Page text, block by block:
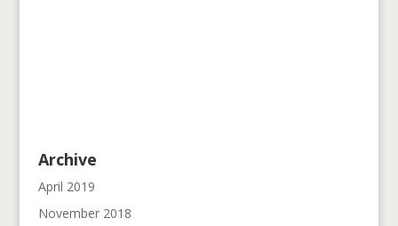
Archive
April 2019
November 2018